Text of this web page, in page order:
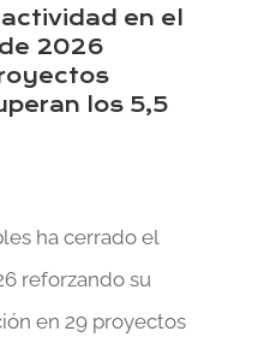
en el
2026
los 5,5
ha cerrado el
reforzando su
en 29 proyectos